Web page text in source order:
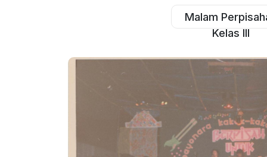
Malam
Kelas III